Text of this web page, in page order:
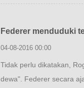
Federer menduduki
04-08-2016 00:00
Tidak perlu dikatakan,
dewa". Federer secara